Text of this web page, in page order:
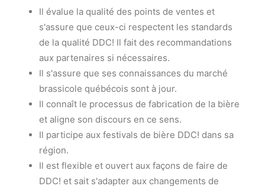
Il évalue la qualité des points de ventes et
s'assure que ceux-ci respectent les standards
de la qualité DDC! Il fait des recommandations
aux partenaires si nécessaires.
Il s'assure que ses connaissances du marché
brassicole québécois sont à jour.
Il connaît le processus de fabrication de la bière
et aligne son discours en ce sens.
Il participe aux festivals de bière DDC! dans sa
région.
Il est flexible et ouvert aux façons de faire de
DDC! et sait s'adapter aux changements de